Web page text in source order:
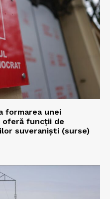
formarea unei
oferă funcții de
suveraniști (surse)